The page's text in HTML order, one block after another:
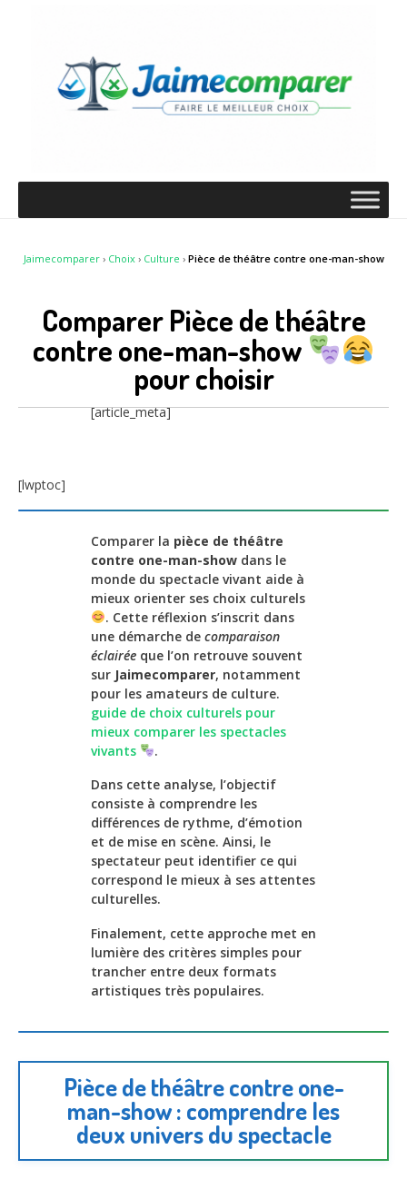
Jaimecomparer› Choix› Culture › Pièce de théâtre contre one-man-show
Comparer Pièce de théâtre
contre one-man-show
pour choisir
[article_meta]
[lwptoc]
Comparer la pièce de théâtre
contre one-man-show dans le
monde du spectacle vivant aide à
mieux orienter ses choix culturels
. Cette réflexion s’inscrit dans
une démarche de comparaison
éclairée que l’on retrouve souvent
sur Jaimecomparer, notamment
pour les amateurs de culture.
guide de choix culturels pour
mieux comparer les spectacles
vivants
.
Dans cette analyse, l’objectif
consiste à comprendre les
différences de rythme, d’émotion
et de mise en scène. Ainsi, le
spectateur peut identifier ce qui
correspond le mieux à ses attentes
culturelles.
Finalement, cette approche met en
lumière des critères simples pour
trancher entre deux formats
artistiques très populaires.
Pièce de théâtre contre one-
man-show : comprendre les
deux univers du spectacle